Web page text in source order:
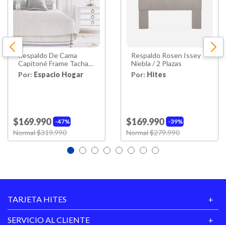
Respaldo De Cama
Capitoné Frame Tachas
Lino Marfíl 2 Plazas
Por: Espacio Hogar
47%
$169.990
Price reduced from
Normal $319.990
Respaldo Rosen Issey
Niebla / 2 Plazas
Por: Hites
39%
$169.990
Price reduced from
Normal $279.990
TARJETA HITES
SERVICIO AL CLIENTE